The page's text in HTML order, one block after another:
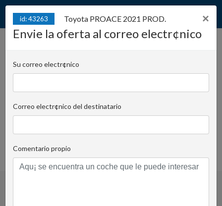
PROD. / 2021 REG.
Juliana Konstantego Ordona 2A - Biuro B | Cargo:
sz17
Correo electr¢nico al tutor
FAVOURITE_ADD_DEL
×
id: 43263 Toyota PROACE 2021 PROD.
Envie la oferta al correo electr¢nico
Su correo electr¢nico
Correo electr¢nico del destinatario
Comentario propio